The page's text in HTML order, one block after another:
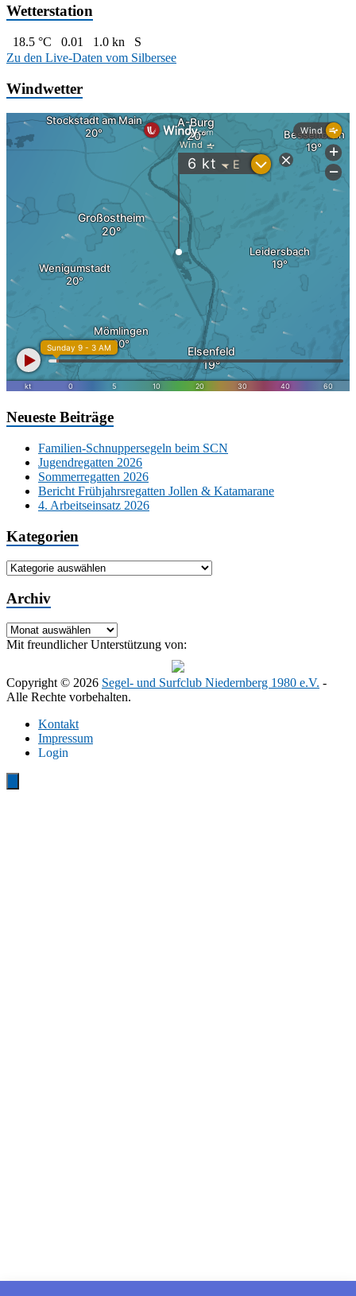
Wetterstation
18.5 °C 0.01 1.0 kn
S
Zu den Live-Daten vom Silbersee
Windwetter
Neueste Beiträge
Familien-Schnuppersegeln beim SCN
Jugendregatten 2026
Sommerregatten 2026
Bericht Frühjahrsregatten Jollen & Katamarane
4. Arbeitseinsatz 2026
Kategorien
Kategorien
Archiv
Archiv
Mit freundlicher Unterstützung von:
Copyright © 2026 Segel- und Surfclub Niedernberg 1980 e.V. -
Alle Rechte vorbehalten.
Kontakt
Impressum
Login